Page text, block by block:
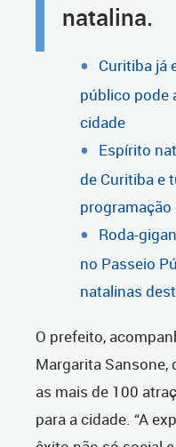
natalina.
Curitiba já
público pode
cidade
Espírito
de Curitiba e
programação
Roda-
no Passeio
natalinas
O prefeito,
Margarita
as mais de 100
para a cidade. “A